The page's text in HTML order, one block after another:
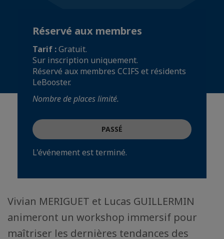
Réservé aux membres
Tarif :Gratuit.
Sur inscription uniquement.
Réservé aux membres CCIFS et résidents
LeBooster.
Nombre de places limité.
PASSÉ
L'événement est terminé.
Vivian MERIGUET et Lucas GUILLERMIN
animeront un workshop immersif pour
maîtriser les dernières tendances des